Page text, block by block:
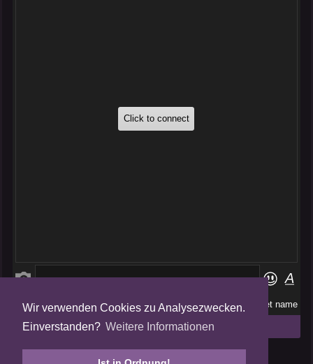
Wir verwenden Cookies zu Analysezwecken.
Einverstanden? Weitere Informationen
Folge uns auf
Tweets by AmalgamFansubs